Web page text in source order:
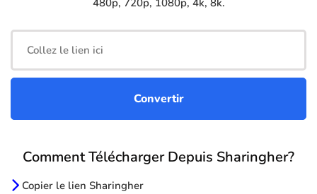
480p, 720p, 1080p, 4k, 8k.
Comment Télécharger Depuis Sharingher?
Copier le lien Sharingher